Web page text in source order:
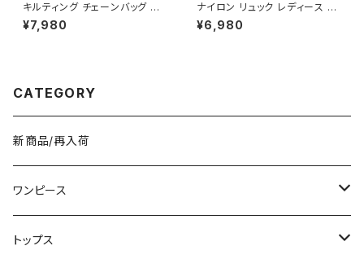
キルティング チェーンバッグ シ
ョルダーバッグ 斜めがけバッグ
レディース 韓国風 小さめ バッ
¥7,980
ナイロン リュック レディース ミ
ニバックパック 2WAY ショルダ
ー 肩掛け ハンドバッグ 軽量 カ
¥6,980
CATEGORY
新商品/再入荷
ワンピース
ミニ/ショート
トップス